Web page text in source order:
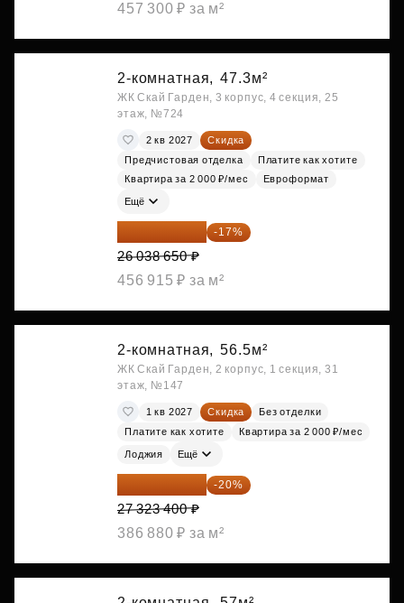
457 300 ₽ за м²
2-комнатная, 47.3м²
ЖК Скай Гарден, 3 корпус, 4 секция, 25
этаж, №724
2 кв 2027
Скидка
Предчистовая отделка
Платите как хотите
Квартира за 2 000 ₽/мес
Евроформат
Ещё
21 612 080 ₽ -17%
26 038 650 ₽
456 915 ₽ за м²
2-комнатная, 56.5м²
ЖК Скай Гарден, 2 корпус, 1 секция, 31
этаж, №147
1 кв 2027 Скидка
Без отделки
Платите как хотите
Квартира за 2 000 ₽/мес
Лоджия Ещё
21 858 720 ₽ -20%
27 323 400 ₽
386 880 ₽ за м²